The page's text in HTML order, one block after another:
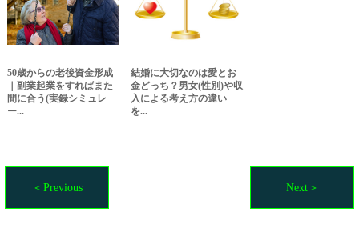
50歳からの老後資金形成
｜副業起業をすればまた
間に合う(実録シミュレ
ー...
結婚に大切なのは愛とお
金どっち？男女(性別)や収
入による考え方の違い
を...
＜Previous Next＞